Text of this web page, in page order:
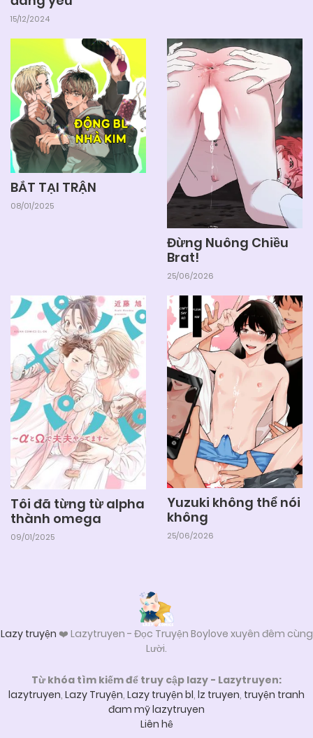
15/12/2024
BẮT TẠI TRẬN
08/01/2025
Đừng Nuông Chiều
Brat!
25/06/2026
Tôi đã từng từ alpha
thành omega
09/01/2025
Yuzuki không thể nói
không
25/06/2026
Lazy truyện ❤️ Lazytruyen - Đọc Truyện Boylove xuyên đêm cùng
Lười.
Từ khóa tìm kiếm để truy cập lazy - Lazytruyen:
lazytruyen, Lazy Truyện, Lazy truyện bl, lz truyen, truyện tranh
đam mỹ lazytruyen
Liên hệ